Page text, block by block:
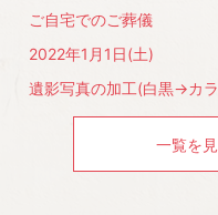
ご自宅でのご葬儀
2022年1月1日(土)
遺影写真の加工(白黒→カ
一覧を